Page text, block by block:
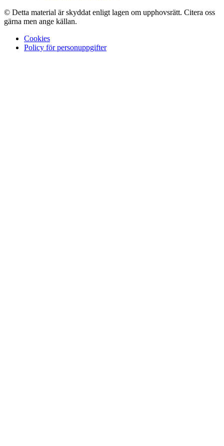
© Detta material är skyddat enligt lagen om upphovsrätt. Citera oss
gärna men ange källan.
Cookies
Policy för personuppgifter